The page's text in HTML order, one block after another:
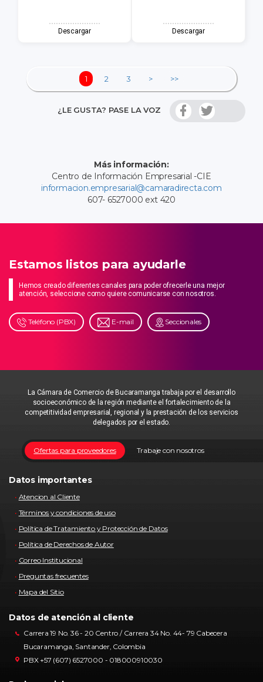
Descargar Descargar
1 2 3 > >>
¿LE GUSTA? PASE LA VOZ
Más información:
Centro de Información Empresarial -CIE
informacion.empresarial@camaradirecta.com
607- 6527000 ext 420
Estamos listos para ayudarle
Hemos creado diferentes canales para poder ofrecerle una mejor
atención, seleccione como quiere comunicarse con nosotros.
Teléfono (PBX) E-mail Seccionales
La Cámara de Comercio de Bucaramanga trabaja por el desarrollo
socioeconómico de la región mediante el fortalecimiento de la
competitividad empresarial, regional y la prestación de los servicios
delegados por el estado.
Trabaje con nosotros
Ofertas para proveedores
Datos importantes
Atencion al Cliente
Términos y condiciones de uso
Política de Tratamiento y Protección de Datos
Política de Derechos de Autor
Correo Institucional
Preguntas frecuentes
Mapa del Sitio
Datos de atención al cliente
Carrera 19 No. 36 - 20 Centro / Carrera 34 No. 44- 79 Cabecera
Bucaramanga, Santander, Colombia
PBX +57 (607) 6527000 - 018000910030